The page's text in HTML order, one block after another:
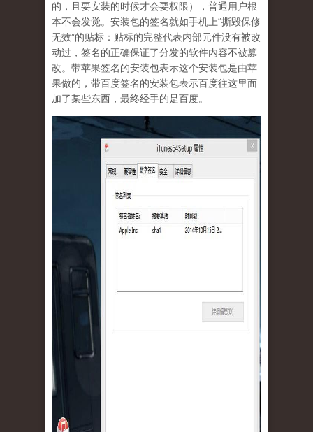
的，且要安装的时候才会要权限），普通用户根
本不会发觉。安装包的签名就如手机上“撕毁保修
无效”的贴标：贴标的完整代表内部元件没有被改
动过，签名的正确保证了分发的软件内容不被篡
改。带苹果签名的安装包表示这个安装包是由苹
果做的，带百度签名的安装包表示百度往这里面
加了某些东西，最终经手的是百度。
tu_1.jpg